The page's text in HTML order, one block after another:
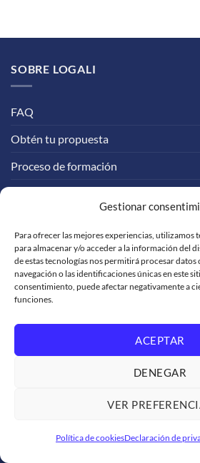
Gestionar
Para ofrecer las mejores experiencias, utilizamos
para almacenar y/o acceder a la información del
de estas tecnologías nos permitirá procesar
navegación o las identificaciones únicas en este
consentimiento, puede afectar negativamente a
funciones.
ACEPTAR
DENEGAR
VER
Política de cookiesDeclaración de
SOBRE LOGALI
FAQ
Obtén tu propuesta
Proceso de formación
SOPORTE
Soporte de venta
Solicitud de facturación
Trabaja con nosotros
Condiciones de servicio